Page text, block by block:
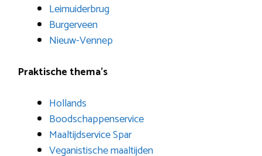
Leimuiderbrug
Burgerveen
Nieuw-Vennep
Praktische thema’s
Hollands
Boodschappenservice
Maaltijdservice Spar
Veganistische maaltijden